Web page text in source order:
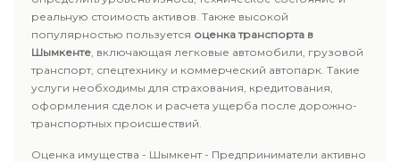
реальную стоимость активов. Также высокой
популярностью пользуется оценка транспорта в
Шымкенте, включающая легковые автомобили, грузовой
транспорт, спецтехнику и коммерческий автопарк. Такие
услуги необходимы для страхования, кредитования,
оформления сделок и расчета ущерба после дорожно-
транспортных происшествий.
Оценка имущества - Шымкент - Предприниматели активно